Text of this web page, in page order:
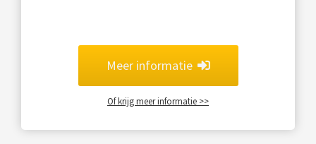
Meer informatie
Of krijg meer informatie >>